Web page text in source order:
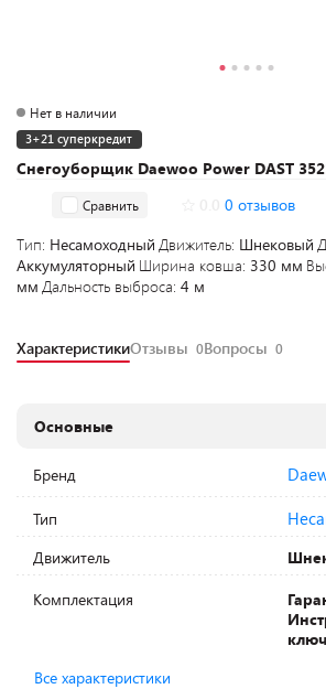
Снегоуборщик Daewoo Power DAST
Нет в наличии
3+21 суперкредит
Сравнить 0 отзывов
Тип: Несамоходный Движитель: Шнековый
Аккумуляторный Ширина ковша: 330 мм
мм Дальность выброса: 4 м
ХарактеристикиОтзывы 0Вопросы 0
Основные
Бренд
Тип
Движитель
Комплектация
Все характеристики